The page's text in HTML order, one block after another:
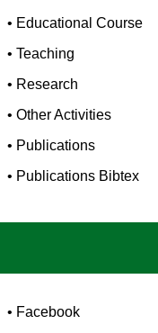
• Educational Course
• Teaching
• Research
• Other Activities
• Publications
• Publications Bibtex
• Facebook